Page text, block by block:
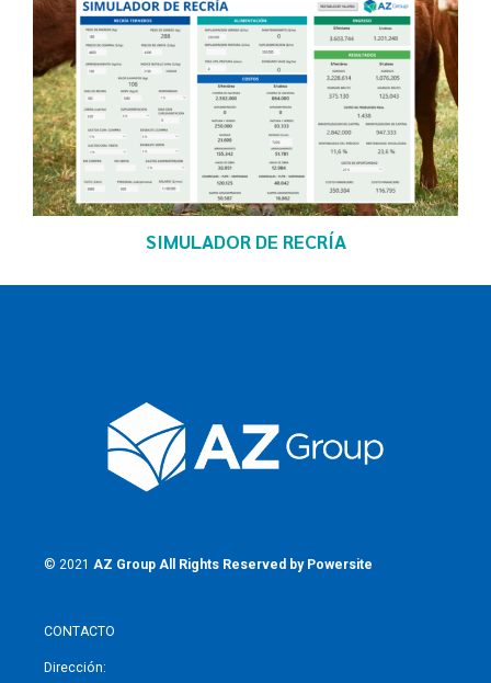
SIMULADOR DE RECRÍA
© 2021 AZ Group All Rights Reserved by Powersite
CONTACTO
Dirección: